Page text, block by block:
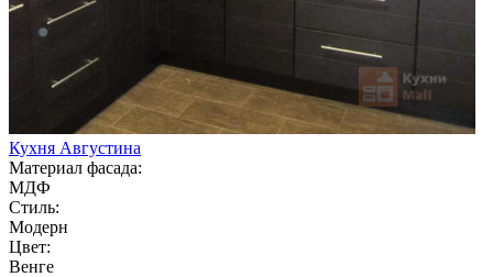
Кухня Августина
Материал фасада:
МДФ
Стиль:
Модерн
Цвет:
Венге